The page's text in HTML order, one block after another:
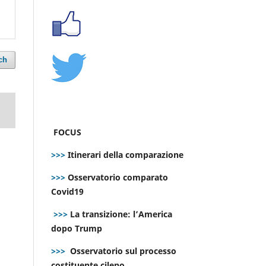
FOCUS
>>> Itinerari della comparazione
>>> Osservatorio comparato
Covid19
>>> La transizione: l’America
dopo Trump
>>> Osservatorio sul processo